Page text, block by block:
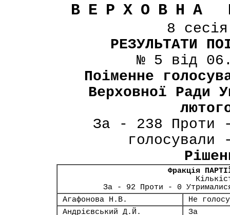
ВЕРХОВНА
8
РЕЗУЛЬТАТИ
№ 5 від
Поіменне
Верховної Ради
За - 238 Проти
Фракція
За - 92 Проти - 0
Агафонова Н.В.
Не
Андрієвський Д.Й.
За